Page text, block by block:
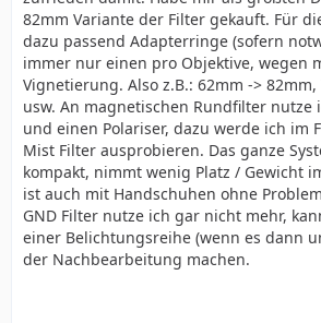
82mm Variante der Filter gekauft. Für
dazu passend Adapterringe (sofern
immer nur einen pro Objektive, wegen
Vignetierung. Also z.B.: 62mm ->
usw. An magnetischen Rundfilter nutze
und einen Polariser, dazu werde ich im
Mist Filter ausprobieren. Das ganze
kompakt, nimmt wenig Platz / Gewicht
ist auch mit Handschuhen ohne
GND Filter nutze ich gar nicht mehr,
einer Belichtungsreihe (wenn es dann
der Nachbearbeitung machen.